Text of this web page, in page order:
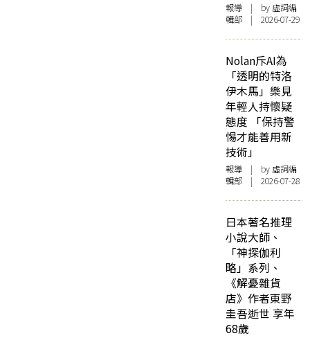
報導 | by 虛詞編
輯部 | 2026-07-29
Nolan斥AI為
「透明的特洛
伊木馬」樂見
年輕人持懷疑
態度 「保持警
惕才能善用新
技術」
報導 | by 虛詞編
輯部 | 2026-07-28
日本著名推理
小說大師、
「神探伽利
略」系列、
《解憂雜貨
店》作者東野
圭吾逝世 享年
68歲